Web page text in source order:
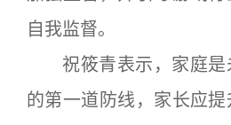
自我监督。
祝筱青表示，家庭是
的第一道防线，家长应